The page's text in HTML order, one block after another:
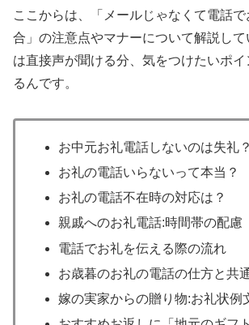
ここからは、「メールじゃなくて電話
合」の注意点やマナーについて解説し
は直接声が聞ける分、気をつけたいポ
るんです。
お中元お礼電話しないのは失礼？
お礼の電話いらないって本当？
お礼の電話不在時の対応は？
親戚へのお礼電話:時間帯の配慮
電話でお礼を伝える際の流れ
お歳暮のお礼の電話の仕方と共
嫁の実家からの贈り物:お礼状例